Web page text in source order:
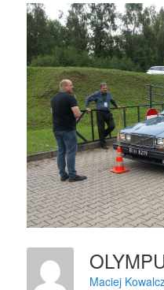
Maciej